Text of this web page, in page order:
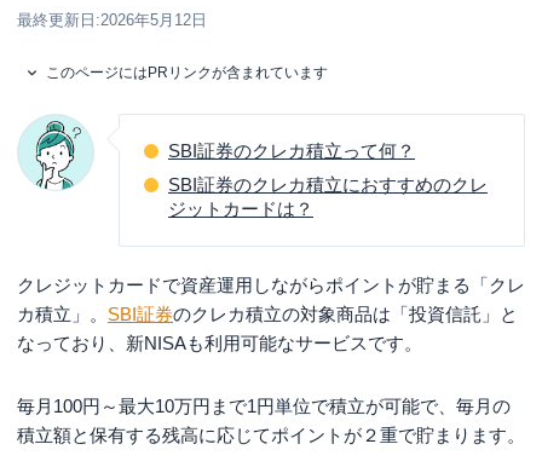
最終更新日:2026年5月12日
このページにはPRリンクが含まれています
SBI証券のクレカ積立って何？
SBI証券のクレカ積立におすすめのクレ
ジットカードは？
クレジットカードで資産運用しながらポイントが貯まる「クレ
カ積立」。 SBI証券のクレカ積立の対象商品は「投資信託」と
なっており、新NISAも利用可能なサービスです。
毎月100円～最大10万円まで1円単位で積立が可能で、毎月の
積立額と保有する残高に応じてポイントが２重で貯まります。